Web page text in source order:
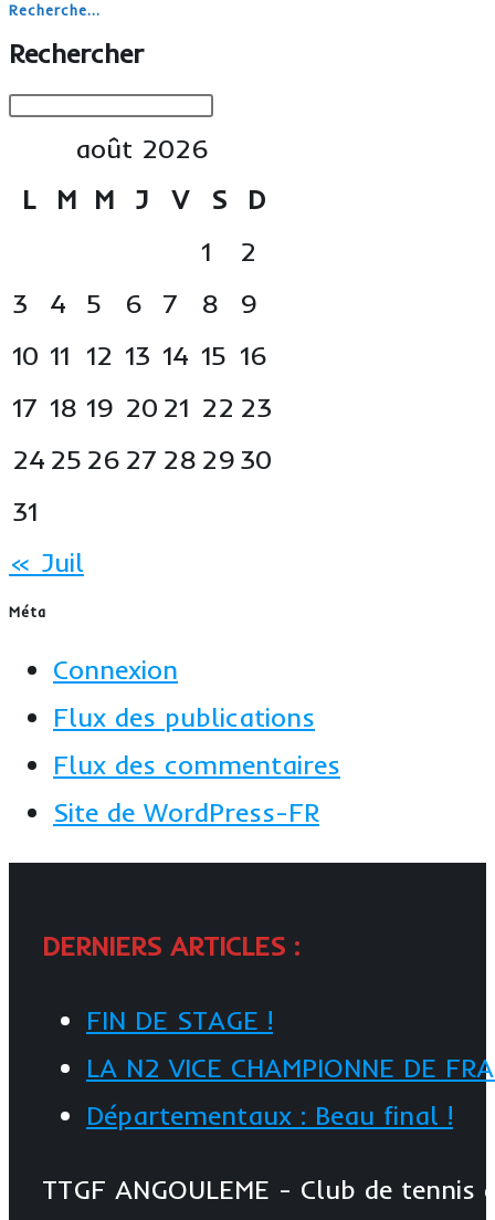
Recherche...
Rechercher
août 2026
L
M M J V S
D
1
2
3
4 5 6 7 8
9
10 11 12 13 14 15 16
17 18 19 20 21 22 23
24 25 26 27 28 29 30
31
« Juil
Méta
Connexion
Flux des publications
Flux des commentaires
Site de WordPress-FR
DERNIERS ARTICLES :
FIN DE STAGE !
LA N2 VICE CHAMPIONNE DE
Départementaux : Beau final !
TTGF ANGOULEME - Club de